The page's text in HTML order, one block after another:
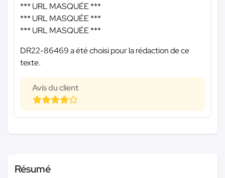
*** URL MASQUÉE ***
*** URL MASQUÉE ***
*** URL MASQUÉE ***
DR22-86469 a été choisi pour la rédaction de ce
texte.
Avis du client
Résumé